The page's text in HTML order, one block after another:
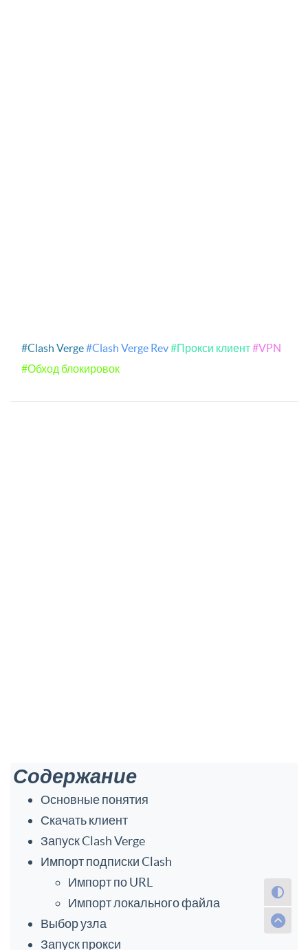
#Clash Verge#Clash Verge Rev#Прокси клиент#VPN
#Обход блокировок
Содержание
Основные понятия
Скачать клиент
Запуск Clash Verge
Импорт подписки Clash
Импорт по URL
Импорт локального файла
Выбор узла
Запуск прокси